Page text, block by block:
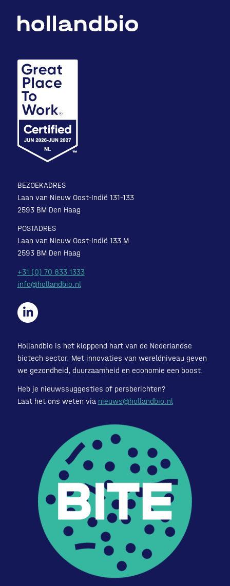
BEZOEKADRES
Laan van Nieuw Oost-Indië 131-133
2593 BM Den Haag
POSTADRES
Laan van Nieuw Oost-Indië 133 M
2593 BM Den Haag
+31 (0) 70 833 1333
info@hollandbio.nl
Hollandbio is het kloppend hart van de Nederlandse
biotech sector. Met innovaties van wereldniveau geven
we gezondheid, duurzaamheid en economie een boost.
Heb je nieuwssuggesties of persberichten?
Laat het ons weten via nieuws@hollandbio.nl